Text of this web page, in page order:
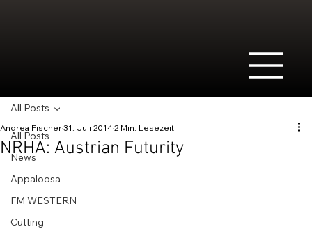
All Posts
News
Appaloosa
FM WESTERN
Cutting
All Posts
NRHA: Austrian Futurity
Andrea Fischer31. Juli 20142 Min. Lesezeit